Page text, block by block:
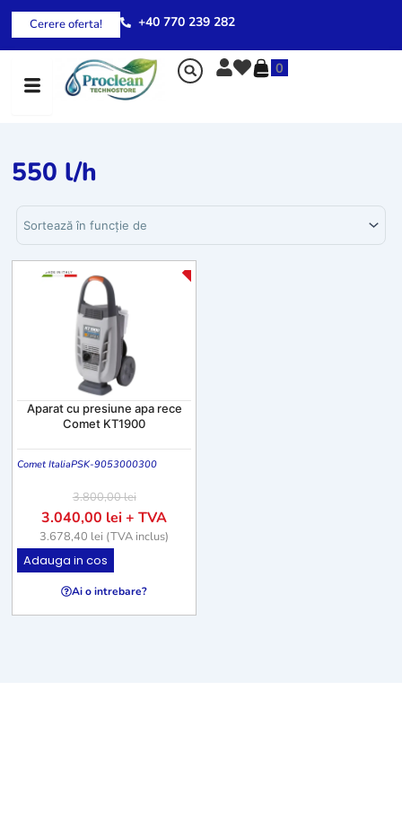
Skip
content
Cerere oferta! +40 770 239 282
0
550 l/h
Sortează produsele
-20%
Aparat cu presiune apa rece
Comet KT1900
Comet ItaliaPSK-9053000300
3.800,00lei
3.040,00 lei+ TVA
3.678,40 lei (TVA inclus)
Adauga in cos
Ai o intrebare?